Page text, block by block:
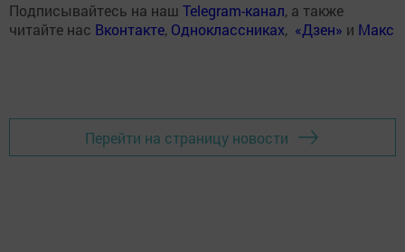
Подписывайтесь на наш Telegram-канал, а также
читайте нас Вконтакте, Одноклассниках, «Дзен» и Макс
Перейти на страницу новости